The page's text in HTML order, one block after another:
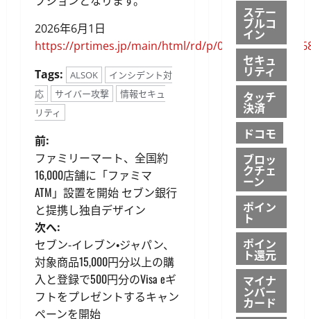
2026年6月1日
https://prtimes.jp/main/html/rd/p/
Tags:
ALSOK
インシデント対
応
サイバー攻撃
情報セキュ
リティ
投
稿
ナ
ビ
ゲ
ー
前:
ファミリーマート、全国約
16,000店舗に「ファミマ
ATM」設置を開始 セブン銀行
と提携し独自デザイン
次へ:
セブン‐イレブン・ジャパン、
対象商品15,000円分以上の購
入と登録で500円分のVisa eギ
フトをプレゼントするキャン
ペーンを開始
ステー
ブルコ
イン
セキュ
リティ
タッチ
決済
ドコモ
ブロッ
クチェ
ーン
ポイン
ト
ポイン
ト還元
マイナ
ンバー
カード